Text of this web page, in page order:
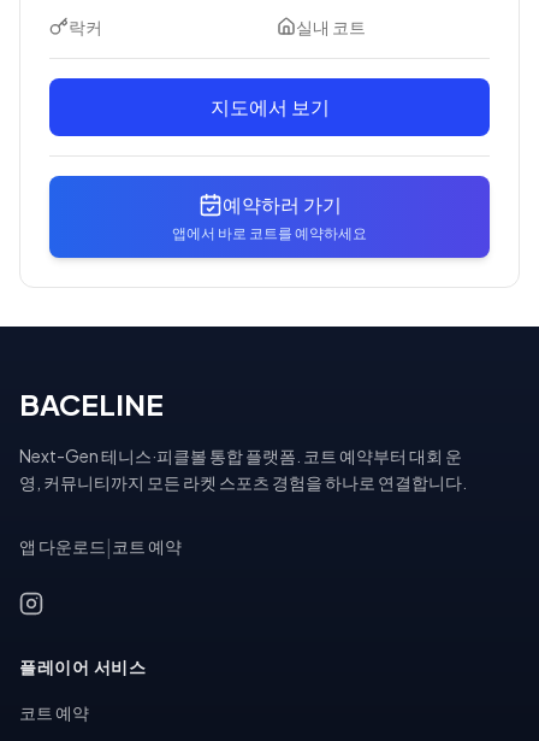
락커
실내 코트
지도에서 보기
예약하러 가기
앱에서 바로 코트를 예약하세요
BACELINE
Next-Gen 테니스·피클볼 통합 플랫폼. 코트 예약부터 대회 운
영, 커뮤니티까지 모든 라켓 스포츠 경험을 하나로 연결합니다.
앱 다운로드 코트 예약
플레이어 서비스
코트 예약